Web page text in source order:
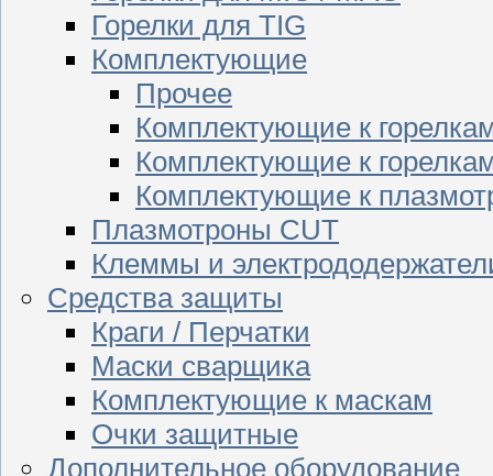
Горелки для TIG
Комплектующие
Прочее
Комплектующие к
Комплектующие к
Комплектующие к
Плазмотроны CUT
Клеммы и
Средства защиты
Краги / Перчатки
Маски сварщика
Комплектующие к маскам
Очки защитные
Дополнительное оборудование